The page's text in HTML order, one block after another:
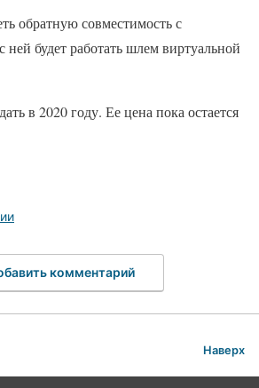
обратную совместимость с
ней будет работать шлем виртуальной
в 2020 году. Ее цена пока остается
комментарий
Наверх